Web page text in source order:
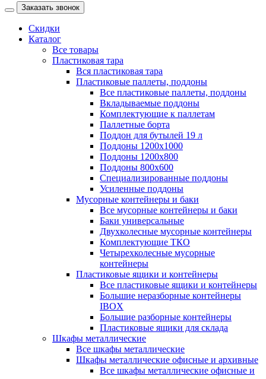
Заказать звонок
Скидки
Каталог
Все товары
Пластиковая тара
Вся пластиковая тара
Пластиковые паллеты, поддоны
Все пластиковые паллеты, поддоны
Вкладываемые поддоны
Комплектующие к паллетам
Паллетные борта
Поддон для бутылей 19 л
Поддоны 1200х1000
Поддоны 1200х800
Поддоны 800х600
Специализированные поддоны
Усиленные поддоны
Мусорные контейнеры и баки
Все мусорные контейнеры и баки
Баки универсальные
Двухколесные мусорные контейнеры
Комплектующие ТКО
Четырехколесные мусорные
контейнеры
Пластиковые ящики и контейнеры
Все пластиковые ящики и контейнеры
Большие неразборные контейнеры
IBOX
Большие разборные контейнеры
Пластиковые ящики для склада
Шкафы металлические
Все шкафы металлические
Шкафы металлические офисные и архивные
Все шкафы металлические офисные и